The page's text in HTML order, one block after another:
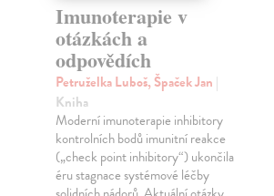
Imunoterapie v
otázkách a
odpovědích
Petruželka Luboš, Špaček Jan |
Kniha
Moderní imunoterapie inhibitory
kontrolních bodů imunitní reakce
(„check point inhibitory“) ukončila
éru stagnace systémové léčby